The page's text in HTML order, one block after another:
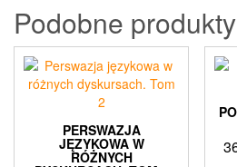
Podobne produkty
PERSWAZJA
JĘZYKOWA W
RÓŻNYCH